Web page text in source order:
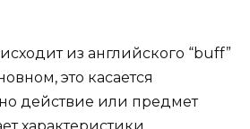
из английского “buff”
это касается
действие или предмет
характеристики